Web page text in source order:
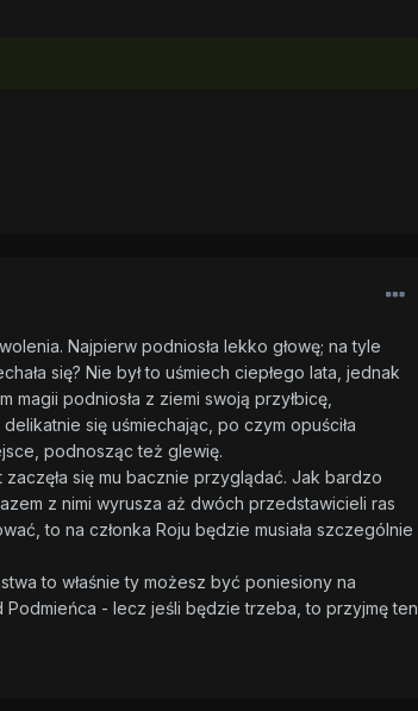
Najpierw podniosła lekko głowę; na tyle
się? Nie był to uśmiech ciepłego lata, jednak
magii podniosła z ziemi swoją przyłbicę,
się uśmiechając, po czym opuściła
podnosząc też glewię.
się mu bacznie przyglądać. Jak bardzo
z nimi wyrusza aż dwóch przedstawicieli ras
to na członka Roju będzie musiała szczególnie
to właśnie ty możesz być poniesiony na
- lecz jeśli będzie trzeba, to przyjmę ten